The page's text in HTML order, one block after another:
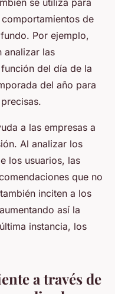
se utiliza para
de
Por ejemplo,
analizar las
del día de la
del año para
a las empresas a
Al analizar los
los usuarios, las
que no
inciten a los
así la
instancia, los
a través de